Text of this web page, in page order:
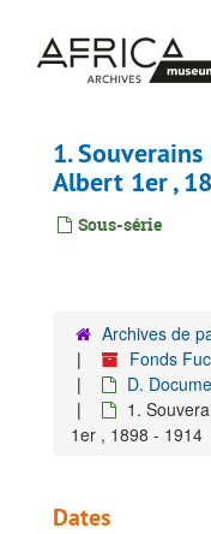
contenu
1.
Albert 1er ,
Sous-série
Archives de
Fonds
D.
1.
1er , 1898 - 1914
Dates